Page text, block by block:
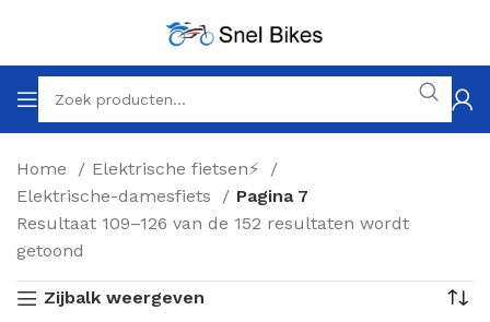
Home
Elektrische fietsen⚡
Elektrische-damesfiets
Pagina 7
Resultaat 109–126 van de 152 resultaten wordt
getoond
Zijbalk weergeven